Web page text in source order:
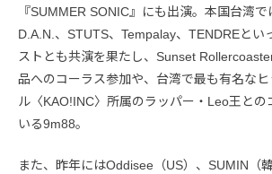
『SUMMER SONIC』にも出演。本国台湾で
D.A.N.、STUTS、Tempalay、TENDREとい
ストとも共演を果たし、Sunset
品へのコーラス参加や、台湾で最も有名な
ル〈KAO!INC〉所属のラッパー・Leo王との
いる9m88。
また、昨年にはOddisee（US）、SUMIN（